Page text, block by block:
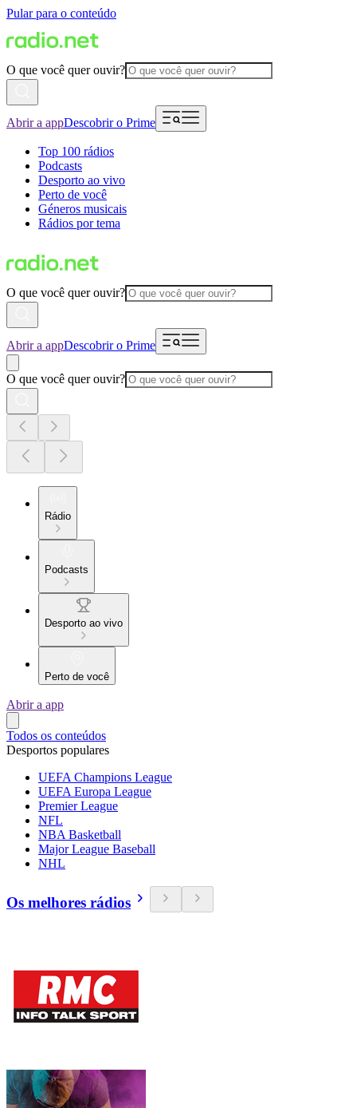
Pular para o conteúdo
O que você quer ouvir?
Abrir a appDescobrir o Prime
Top 100 rádios
Podcasts
Desporto ao vivo
Perto de você
Géneros musicais
Rádios por tema
O que você quer ouvir?
Abrir a appDescobrir o Prime
O que você quer ouvir?
Rádio
Podcasts
Desporto ao vivo
Perto de você
Abrir a app
Todos os conteúdos
Desportos populares
UEFA Champions League
UEFA Europa League
Premier League
NFL
NBA Basketball
Major League Baseball
NHL
Os melhores rádios